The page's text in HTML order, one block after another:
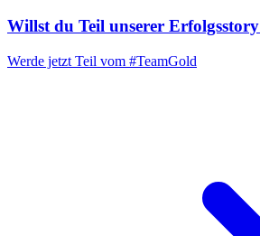
Willst du Teil unserer Erfolgsstory
Werde jetzt Teil vom #TeamGold